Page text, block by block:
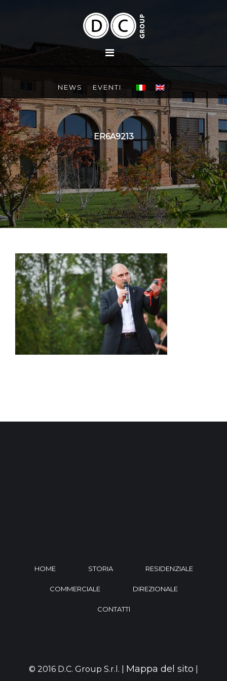
NEWS EVENTI
ER6A9213
HOME STORIA RESIDENZIALE
COMMERCIALE DIREZIONALE
CONTATTI
© 2016 D.C. Group S.r.l. | Mappa del sito